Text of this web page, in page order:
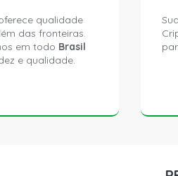
qualidade
das fronteiras.
em todo Brasil
e qualidade.